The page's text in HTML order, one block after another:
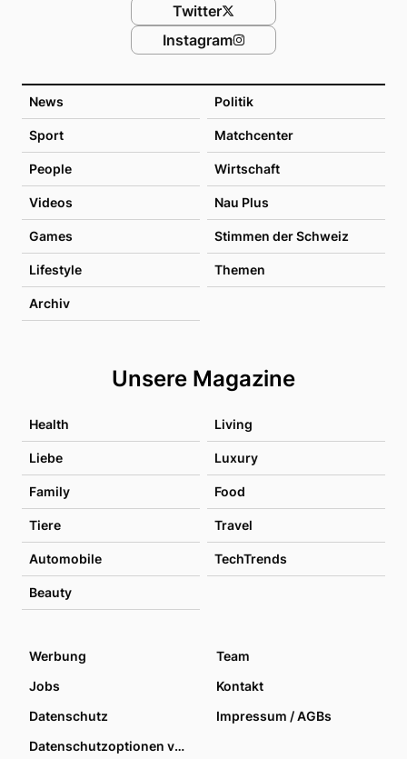
News Politik
Sport Matchcenter
People Wirtschaft
Videos Nau Plus
Games Stimmen der Schweiz
Lifestyle Themen
Archiv
Unsere Magazine
Health Living
Liebe Luxury
Family Food
Tiere Travel
Automobile TechTrends
Beauty
Twitter
Instagram
Werbung
Team
Jobs
Kontakt
Datenschutz
Impressum / AGBs
Datenschutzoptionen verwalten